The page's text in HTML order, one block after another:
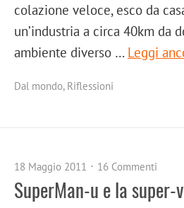
colazione veloce, esco da
un’industria a circa 40km da
ambiente diverso … Leggi
Dal mondo, Riflessioni
18 Maggio 2011 16 Commenti
SuperMan-u e la super-